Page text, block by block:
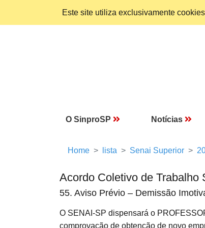
Este site utiliza exclusivamente
O SinproSP Notícias
Home lista Senai Superior
Acordo Coletivo de Trabalho
55. Aviso Prévio – Demissão
O SENAI-SP dispensará o
comprovação de obtenção de novo